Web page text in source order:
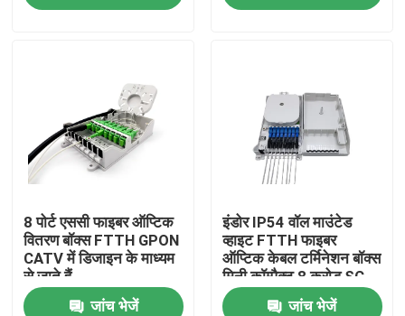
हमारे बारे में
कारखाना भ्रमण
गुणवत्ता नियंत्रण
8 पोर्ट एससी फाइबर ऑप्टिक
वितरण बॉक्स FTTH GPON
CATV में डिजाइन के माध्यम
से जाते हैं
जांच भेजें
इंडोर IP54 वॉल माउंटेड
व्हाइट FTTH फाइबर
ऑप्टिक केबल टर्मिनेशन बॉक्स
मिनी कॉम्पैक्ट 8 करोड़ SC
अडैप्टर:
जांच भेजें